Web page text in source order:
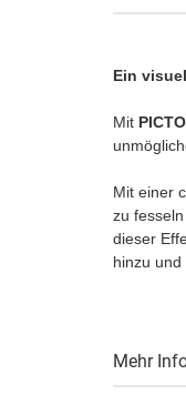
Ein
Mit
Mit einer
zu
dieser
hinzu
Mehr